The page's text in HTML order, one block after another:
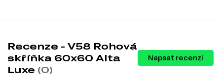
bílá
wenge
dub mléčný
šedá
Recenze - V58 Rohová
skříňka 60x60 Alta
Luxe (0)
Napsat recenzi